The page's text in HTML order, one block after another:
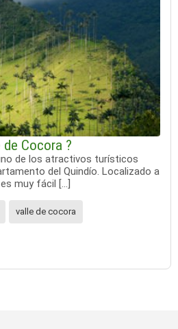
Cocora ?
de los atractivos turísticos
del Quindío. Localizado a
muy fácil […]
valle de cocora